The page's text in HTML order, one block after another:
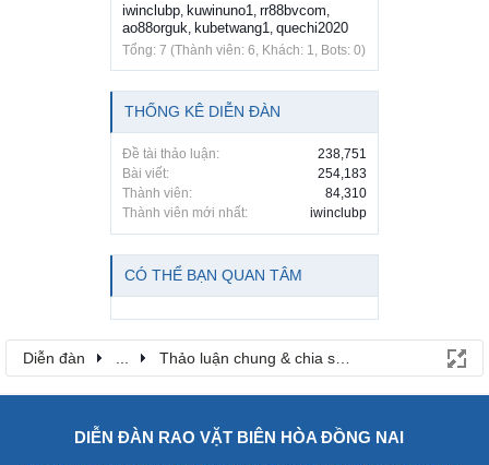
iwinclubp kuwinuno1 rr88bvcom
ao88orguk kubetwang1 quechi2020
Tổng: 7 (Thành viên: 6, Khách: 1, Bots: 0)
THỐNG KÊ DIỄN ĐÀN
Đề tài thảo luận:
238,751
Bài viết:
254,183
Thành viên:
84,310
Thành viên mới nhất:
iwinclubp
CÓ THỂ BẠN QUAN TÂM
Diễn đàn Thảo luận chung & chia sẻ kinh nghiệm
DIỄN ĐÀN RAO VẶT BIÊN HÒA ĐỒNG NAI